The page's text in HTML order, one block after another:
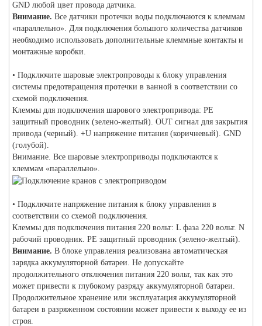
GND любой цвет провода датчика.
Внимание. Все датчики протечки воды подключаются к клеммам
«параллельно». Для подключения большого количества датчиков
необходимо использовать дополнительные клеммные контакты и
монтажные коробки.
• Подключите шаровые электропроводы к блоку управления
системы предотвращения протечки в ванной в соответствии со
схемой подключения.
Клеммы для подключения шарового электропривода: PE
защитный проводник (зелено-желтый). OUT сигнал для закрытия
привода (черный). +U напряжение питания (коричневый). GND
(голубой).
Внимание. Все шаровые электроприводы подключаются к
клеммам «параллельно».
• Подключите напряжение питания к блоку управления в
соответствии со схемой подключения.
Клеммы для подключения питания 220 вольт: L фаза 220 вольт. N
рабочий проводник. PE защитный проводник (зелено-желтый).
Внимание. В блоке управления реализована автоматическая
зарядка аккумуляторной батареи. Не допускайте
продолжительного отключения питания 220 вольт, так как это
может привести к глубокому разряду аккумуляторной батареи.
Продолжительное хранение или эксплуатация аккумуляторной
батареи в разряженном состоянии может привести к выходу ее из
строя.